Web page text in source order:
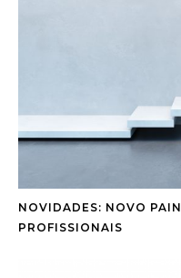
NOVIDADES: NOVO
PROFISSIONAIS